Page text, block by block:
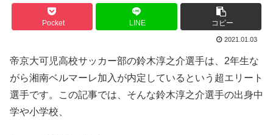
Pocket LINE コピー
2021.01.03
帝京大可児高校サッカー部の鈴木淳之介選手は、2年生な
がら湘南ベルマーレ加入が内定しているという超エリート
選手です。この記事では、そんな鈴木淳之介選手の出身中
学や小学校、